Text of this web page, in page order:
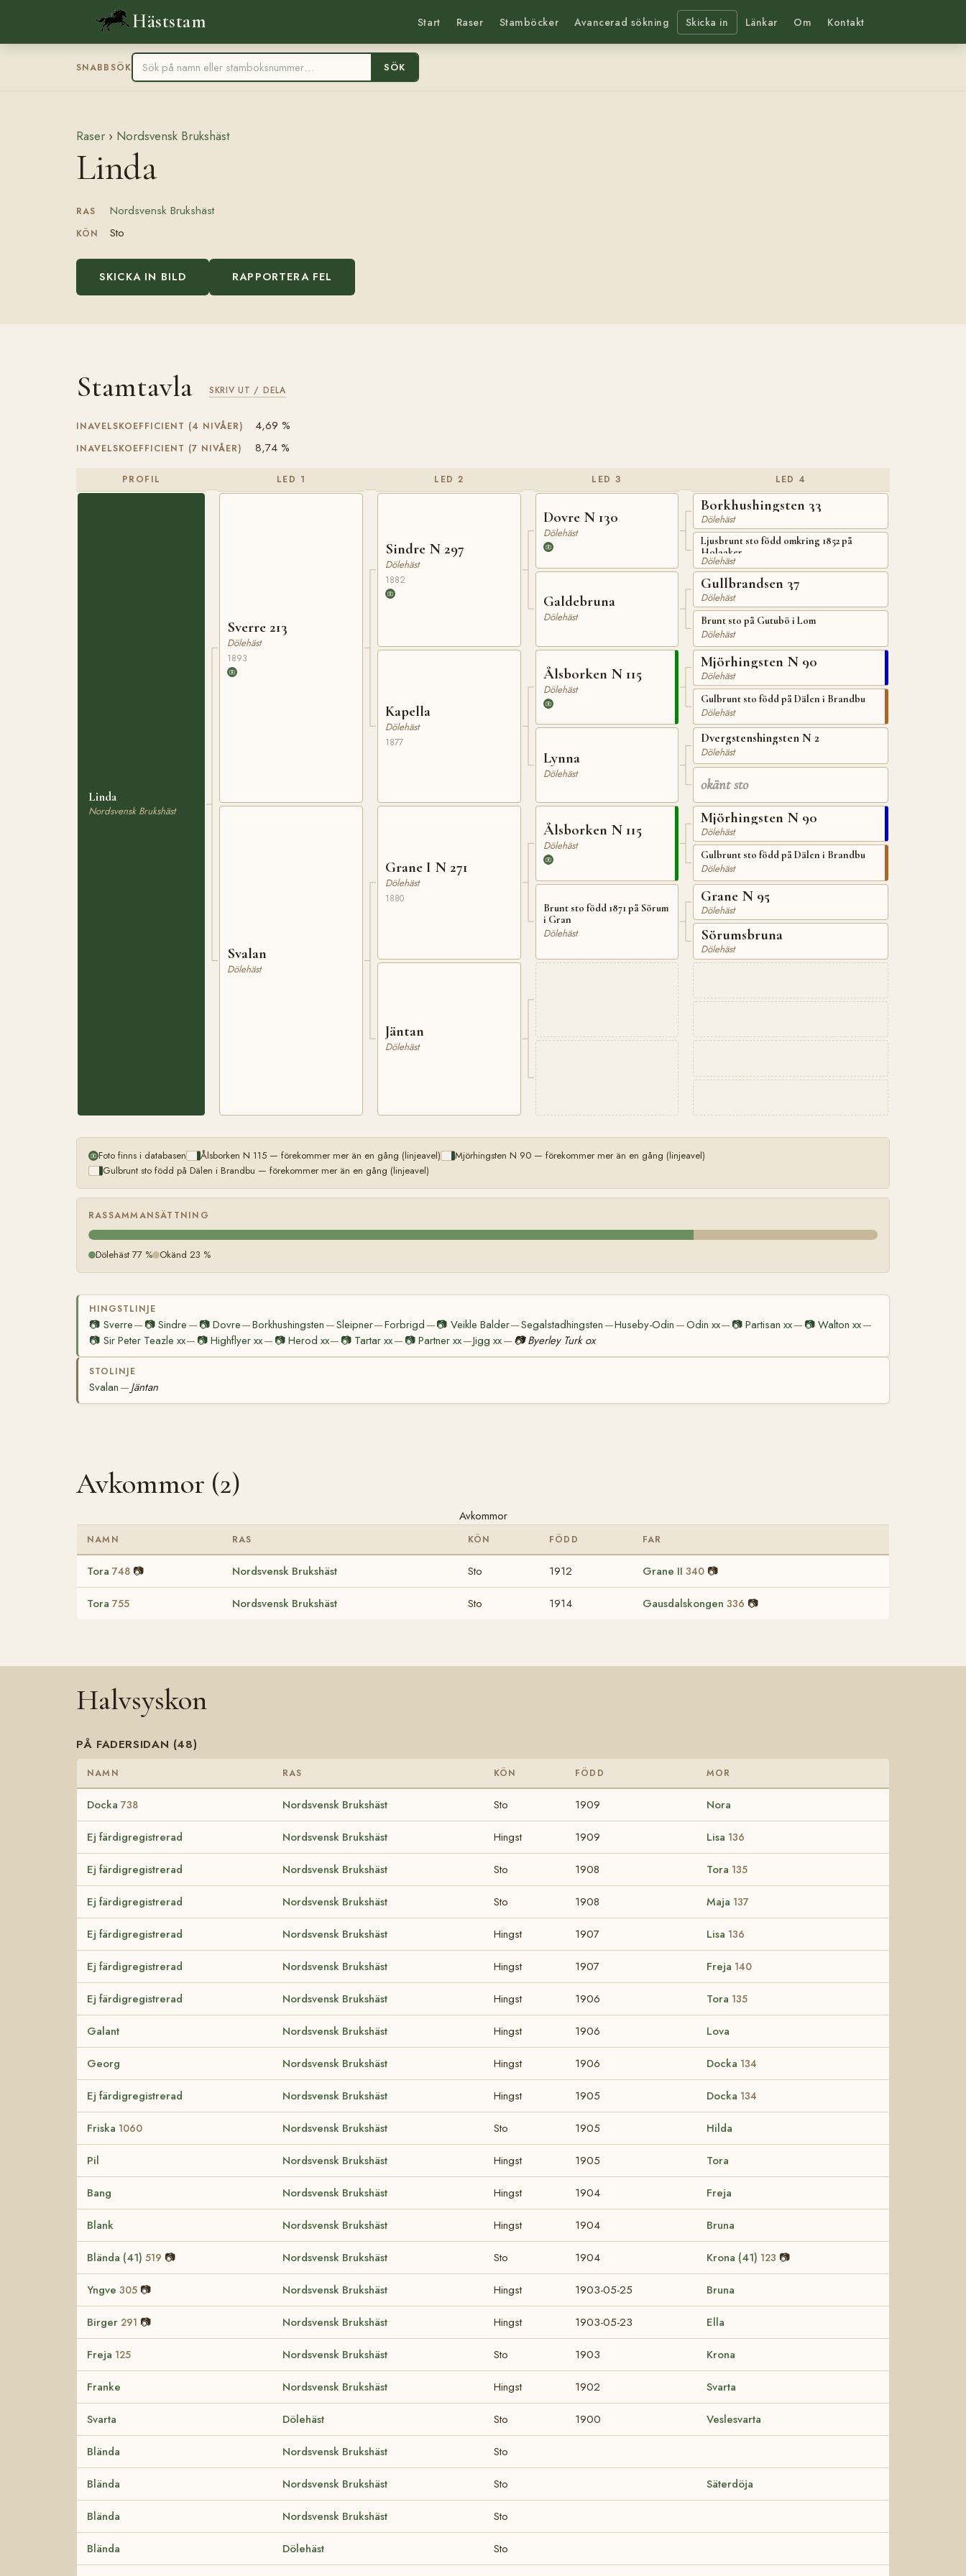
Häststam Start Raser Stamböcker Avancerad sökning Skicka in Länkar Om Kontakt
SNABBSÖK SÖK
Raser › Nordsvensk Brukshäst
Linda
RAS Nordsvensk Brukshäst
KÖN Sto
SKICKA IN BILD RAPPORTERA FEL
Stamtavla SKRIV UT / DELA
INAVELSKOEFFICIENT (4 NIVÅER) 4,69 %
INAVELSKOEFFICIENT (7 NIVÅER) 8,74 %
PROFIL
Linda
Nordsvensk Brukshäst
LED 1
Sverre 213
Dölehäst
1893
Svalan
Dölehäst
LED 2
Sindre N 297
Dölehäst
1882
Kapella
Dölehäst
1877
Grane I N 271
Dölehäst
1880
Jäntan
Dölehäst
LED 3
Dovre N 130
Dölehäst
Galdebruna
Dölehäst
Ålsborken N 115
Dölehäst
Lynna
Dölehäst
Ålsborken N 115
Dölehäst
Brunt sto född 1871 på Sörum
i Gran
Dölehäst
LED 4
Borkhushingsten 33
Dölehäst
Ljusbrunt sto född omkring 1852 på
Holaaker
Dölehäst
Gullbrandsen 37
Dölehäst
Brunt sto på Gutubö i Lom
Dölehäst
Mjörhingsten N 90
Dölehäst
Gulbrunt sto född på Dälen i Brandbu
Dölehäst
Dvergstenshingsten N 2
Dölehäst
okänt sto
Mjörhingsten N 90
Dölehäst
Gulbrunt sto född på Dälen i Brandbu
Dölehäst
Grane N 95
Dölehäst
Sörumsbruna
Dölehäst
Foto finns i databasen Ålsborken N 115 — förekommer mer än en gång (linjeavel)
Mjörhingsten N 90 — förekommer mer än en gång (linjeavel)
Gulbrunt sto född på Dälen i Brandbu — förekommer mer än en gång (linjeavel)
RASSAMMANSÄTTNING
Dölehäst 77 % Okänd 23 %
HINGSTLINJE
📷 Sverre— 📷Sindre — 📷 Dovre—Borkhushingsten —Sleipner—Forbrigd —📷 Veikle Balder—Segalstadhingsten —Huseby-Odin —Odin xx— 📷Partisan xx— 📷Walton xx—
📷 Sir Peter Teazle xx— 📷Highflyer xx— 📷 Herod xx— 📷 Tartar xx— 📷Partner xx—Jigg xx— 📷 Byerley Turk ox
STOLINJE
Svalan —Jäntan
Avkommor (2)
Avkommor
NAMN RAS KÖN FÖDD FAR
Tora 748 📷 Nordsvensk Brukshäst Sto 1912 Grane II 340 📷
Tora 755 Nordsvensk Brukshäst Sto 1914 Gausdalskongen 336 📷
Halvsyskon
PÅ FADERSIDAN (48)
NAMN RAS KÖN FÖDD MOR
Docka 738 Nordsvensk Brukshäst Sto 1909 Nora
Ej färdigregistrerad Nordsvensk Brukshäst Hingst 1909 Lisa 136
Ej färdigregistrerad Nordsvensk Brukshäst Sto 1908 Tora 135
Ej färdigregistrerad Nordsvensk Brukshäst Sto 1908 Maja 137
Ej färdigregistrerad Nordsvensk Brukshäst Hingst 1907 Lisa 136
Ej färdigregistrerad Nordsvensk Brukshäst Hingst 1907 Freja 140
Ej färdigregistrerad Nordsvensk Brukshäst Hingst 1906 Tora 135
Galant Nordsvensk Brukshäst Hingst 1906 Lova
Georg Nordsvensk Brukshäst Hingst 1906 Docka 134
Ej färdigregistrerad Nordsvensk Brukshäst Hingst 1905 Docka 134
Friska 1060 Nordsvensk Brukshäst Sto 1905 Hilda
Pil Nordsvensk Brukshäst Hingst 1905 Tora
Bang Nordsvensk Brukshäst Hingst 1904 Freja
Blank Nordsvensk Brukshäst Hingst 1904 Bruna
Blända (41) 519 📷 Nordsvensk Brukshäst Sto 1904 Krona (41) 123 📷
Yngve 305 📷 Nordsvensk Brukshäst Hingst 1903-05-25 Bruna
Birger 291 📷 Nordsvensk Brukshäst Hingst 1903-05-23 Ella
Freja 125 Nordsvensk Brukshäst Sto 1903 Krona
Franke Nordsvensk Brukshäst Hingst 1902 Svarta
Svarta Dölehäst Sto 1900 Veslesvarta
Blända Nordsvensk Brukshäst Sto
Blända Nordsvensk Brukshäst Sto Säterdöja
Blända Nordsvensk Brukshäst Sto
Blända Dölehäst Sto